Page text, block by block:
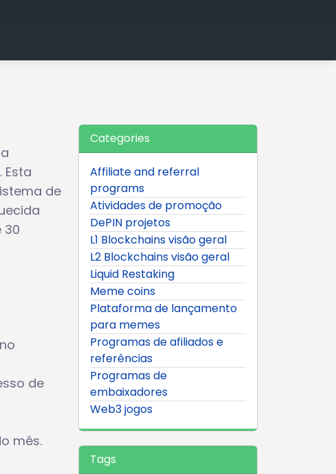
de
30
de
mês.
Categories
Affiliate and referral
programs
Atividades de promoção
DePIN projetos
L1 Blockchains visão geral
L2 Blockchains visão geral
Liquid Restaking
Meme coins
Plataforma de lançamento
para memes
Programas de afiliados e
referências
Programas de
embaixadores
Web3 jogos
Tags